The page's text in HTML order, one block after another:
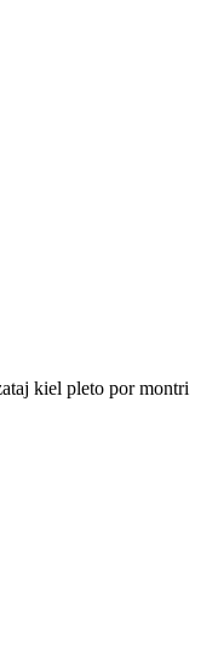
kiel pleto por montri